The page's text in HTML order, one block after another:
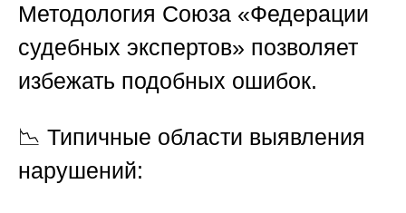
Методология Союза «Федерации
судебных экспертов» позволяет
избежать подобных ошибок.
📉 Типичные области выявления
нарушений: